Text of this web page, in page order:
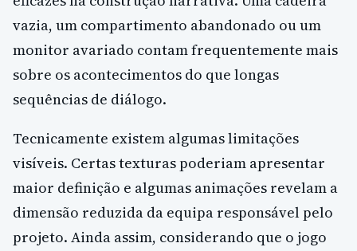
vazia, um compartimento abandonado ou um
monitor avariado contam frequentemente mais
sobre os acontecimentos do que longas
sequências de diálogo.
Tecnicamente existem algumas limitações
visíveis. Certas texturas poderiam apresentar
maior definição e algumas animações revelam a
dimensão reduzida da equipa responsável pelo
projeto. Ainda assim, considerando que o jogo